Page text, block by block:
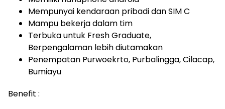
Mempunyai kendaraan pribadi dan SIM C
Mampu bekerja dalam tim
Terbuka untuk Fresh Graduate,
Berpengalaman lebih diutamakan
Penempatan Purwoekrto, Purbalingga, Cilacap,
Bumiayu
Benefit :